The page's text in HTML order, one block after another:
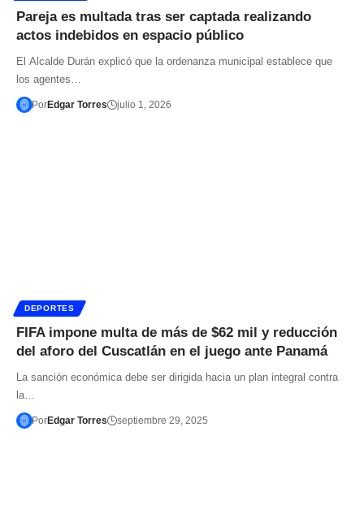
Pareja es multada tras ser captada realizando
actos indebidos en espacio público
El Alcalde Durán explicó que la ordenanza municipal establece que
los agentes…
PorEdgar Torres julio 1, 2026
DEPORTES
FIFA impone multa de más de $62 mil y reducción
del aforo del Cuscatlán en el juego ante Panamá
La sanción económica debe ser dirigida hacia un plan integral contra
la…
PorEdgar Torres septiembre 29, 2025